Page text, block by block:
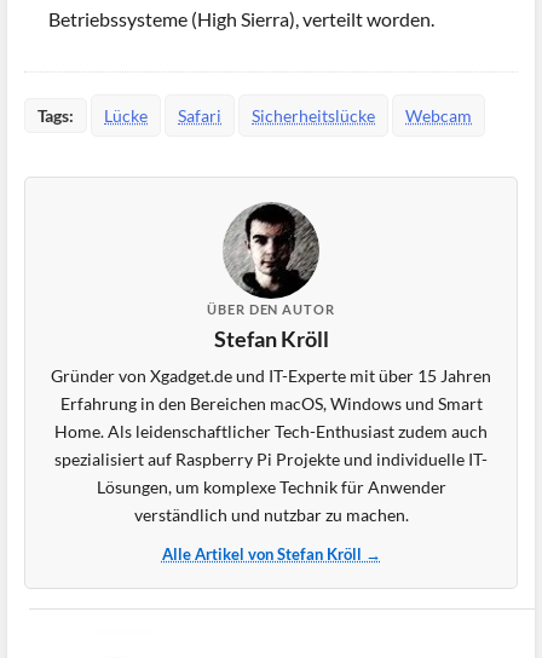
Betriebssysteme (High Sierra), verteilt worden.
Tags: Lücke Safari Sicherheitslücke Webcam
ÜBER DEN AUTOR
Stefan Kröll
Gründer von Xgadget.de und IT-Experte mit über 15 Jahren
Erfahrung in den Bereichen macOS, Windows und Smart
Home. Als leidenschaftlicher Tech-Enthusiast zudem auch
spezialisiert auf Raspberry Pi Projekte und individuelle IT-
Lösungen, um komplexe Technik für Anwender
verständlich und nutzbar zu machen.
Alle Artikel von Stefan Kröll →